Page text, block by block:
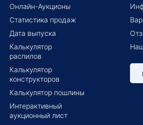
Онлайн-Аукционы
Статистика продаж
Дата выпуска
Калькулятор
распилов
Калькулятор
конструкторов
Калькулятор пошлины
Интерактивный
аукционный лист